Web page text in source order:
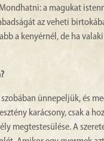
a magukat
az veheti
a kenyérnél, de ha
ünnepeljük, és
karácsony, csak a
megtestesülése. A